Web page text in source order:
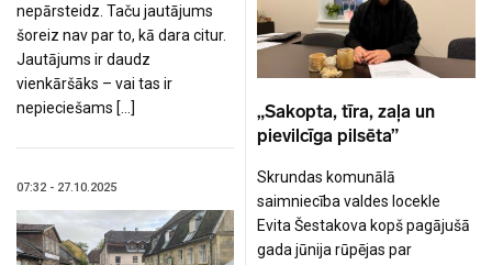
nepārsteidz. Taču jautājums
šoreiz nav par to, kā dara citur.
Jautājums ir daudz
vienkāršāks – vai tas ir
nepieciešams […]
07:32 - 27.10.2025
„Sakopta, tīra, zaļa un
pievilcīga pilsēta”
Skrundas komunālā
saimniecība valdes locekle
Evita Šestakova kopš pagājušā
gada jūnija rūpējas par